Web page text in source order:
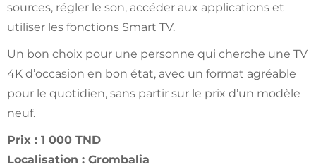
sources, régler le son, accéder aux applications et
utiliser les fonctions Smart TV.
Un bon choix pour une personne qui cherche une TV
4K d’occasion en bon état, avec un format agréable
pour le quotidien, sans partir sur le prix d’un modèle
neuf.
Prix : 1 000 TND
Localisation : Grombalia